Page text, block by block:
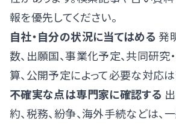
報を優先してください。
自社・自分の状況に当てはめる 発
数、出願国、事業化予定、共同研究
算、公開予定によって必要な対応は
不確実な点は専門家に確認する
約、税務、紛争、海外手続などは、